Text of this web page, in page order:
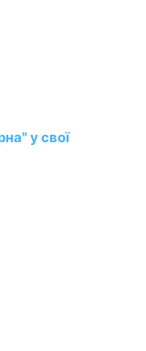
у свої